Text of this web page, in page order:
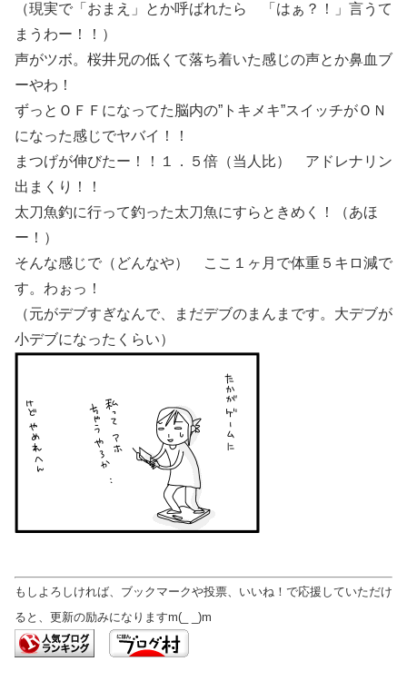
（現実で「おまえ」とか呼ばれたら 「はぁ？！」言うて
まうわー！！）
声がツボ。桜井兄の低くて落ち着いた感じの声とか鼻血ブ
ーやわ！
ずっとＯＦＦになってた脳内の”トキメキ”スイッチがＯＮ
になった感じでヤバイ！！
まつげが伸びたー！！１．５倍（当人比） アドレナリン
出まくり！！
太刀魚釣に行って釣った太刀魚にすらときめく！（あほ
ー！）
そんな感じで（どんなや） ここ１ヶ月で体重５キロ減で
す。わぉっ！
（元がデブすぎなんで、まだデブのまんまです。大デブが
小デブになったくらい）
もしよろしければ、ブックマークや投票、いいね！で応援していただけ
ると、更新の励みになりますm(_ _)m